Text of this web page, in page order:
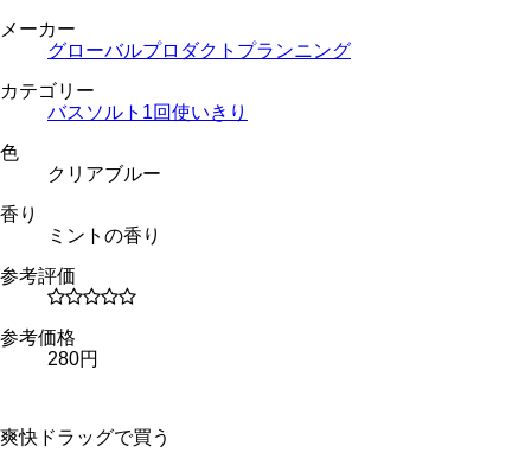
メーカー
グローバルプロダクトプランニング
カテゴリー
バスソルト 1回使いきり
色
クリアブルー
香り
ミントの香り
参考評価
参考価格
280円
爽快ドラッグで買う